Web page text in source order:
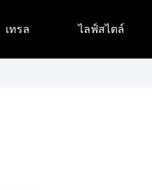
เทรล ไลฟ์สไตล์